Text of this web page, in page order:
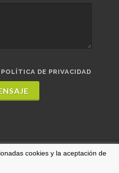
POLÍTICA DE PRIVACIDAD
cookies y la aceptación de